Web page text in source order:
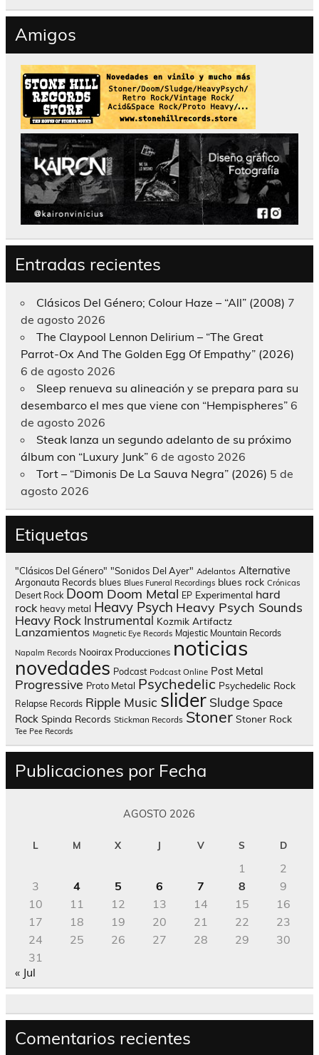
Amigos
Entradas recientes
Clásicos Del Género; Colour Haze – “All” (2008) 7
de agosto 2026
The Claypool Lennon Delirium – “The Great
Parrot-Ox And The Golden Egg Of Empathy” (2026)
6 de agosto 2026
Sleep renueva su alineación y se prepara para su
desembarco el mes que viene con “Hempispheres” 6
de agosto 2026
Steak lanza un segundo adelanto de su próximo
álbum con “Luxury Junk” 6 de agosto 2026
Tort – “Dimonis De La Sauva Negra” (2026) 5 de
agosto 2026
Etiquetas
"Clásicos Del Género" "Sonidos Del Ayer" Adelantos Alternative
Argonauta Records blues Blues Funeral Recordings blues rock Crónicas
Desert Rock Doom Doom Metal EP Experimental hard
rock heavy metal Heavy Psych Heavy Psych Sounds
Heavy Rock Instrumental Kozmik Artifactz
Lanzamientos Magnetic Eye Records Majestic Mountain Records
Napalm Records Nooirax Producciones noticias
novedades Podcast Podcast Online Post Metal
Progressive Proto Metal Psychedelic Psychedelic Rock
Relapse Records Ripple Music slider Sludge Space
Rock Spinda Records Stickman Records Stoner Stoner Rock
Tee Pee Records
Publicaciones por Fecha
AGOSTO 2026
L M X J V S D
1
2
3
4 5 6 7 8
9
10
11 12 13 14 15
16
17
18 19 20 21 22
23
24
25 26 27 28 29
30
31
« Jul
Comentarios recientes